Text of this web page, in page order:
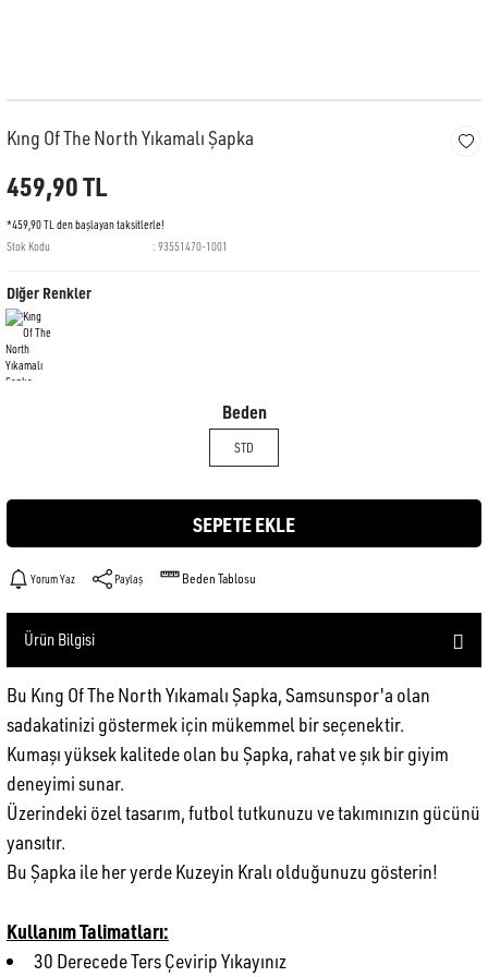
Kıng Of The North Yıkamalı Şapka
459,90 TL
*459,90 TL den başlayan taksitlerle!
Stok Kodu
93551470-1001
Diğer Renkler
Beden
STD
SEPETE EKLE
Yorum Yaz Paylaş Beden Tablosu
Ürün Bilgisi
Bu Kıng Of The North Yıkamalı Şapka, Samsunspor'a olan
sadakatinizi göstermek için mükemmel bir seçenektir.
Kumaşı yüksek kalitede olan bu Şapka, rahat ve şık bir giyim
deneyimi sunar.
Üzerindeki özel tasarım, futbol tutkunuzu ve takımınızın gücünü
yansıtır.
Bu Şapka ile her yerde Kuzeyin Kralı olduğunuzu gösterin!
Kullanım Talimatları:
30 Derecede Ters Çevirip Yıkayınız